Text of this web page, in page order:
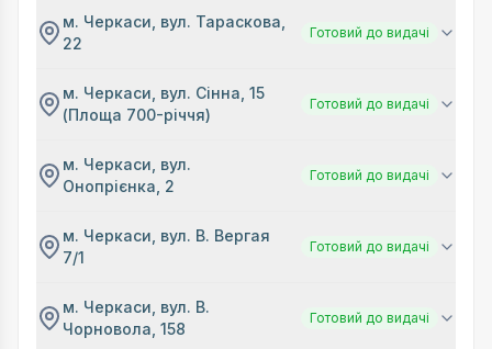
м. Черкаси, вул. Тараскова,
22
Готовий до видачі
м. Черкаси, вул. Сінна, 15
(Площа 700-річчя)
Готовий до видачі
м. Черкаси, вул.
Онопрієнка, 2
Готовий до видачі
м. Черкаси, вул. В. Вергая
7/1
Готовий до видачі
м. Черкаси, вул. В.
Чорновола, 158
Готовий до видачі